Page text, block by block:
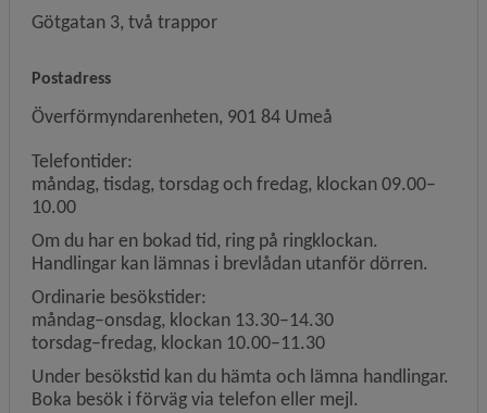
Götgatan 3, två trappor
Postadress
Överförmyndarenheten, 901 84 Umeå
Telefontider:
måndag, tisdag, torsdag och fredag, klockan 09.00–
10.00
Om du har en bokad tid, ring på ringklockan.
Handlingar kan lämnas i brevlådan utanför dörren.
Ordinarie besökstider:
måndag–onsdag, klockan 13.30–14.30
torsdag–fredag, klockan 10.00–11.30
Under besökstid kan du hämta och lämna handlingar.
Boka besök i förväg via telefon eller mejl.